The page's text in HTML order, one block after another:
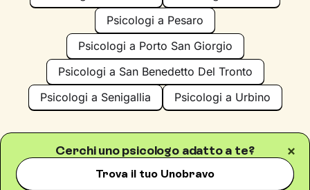
Psicologi a Pesaro
Psicologi a Porto San Giorgio
Psicologi a San Benedetto Del Tronto
Psicologi a Senigallia
Psicologi a Urbino
Cerchi uno psicologo adatto a te?
Trova il tuo Unobravo